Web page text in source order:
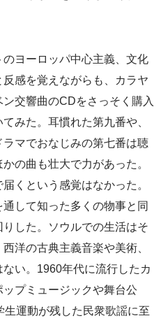
のヨーロッパ中心主義、文化
感を覚えながらも、カラヤ
交響曲のCDをさっそく購入
みた。耳慣れた第九番や、
マでおなじみの第七番は聴
の曲も壮大で力があった。
くという感覚はなかった。
して知った多くの物事と同
した。ソウルでの生活はそ
洋の古典主義音楽や美術、
い。1960年代に流行したカ
プミュージックや舞台公
運動が残した民衆歌謡に至